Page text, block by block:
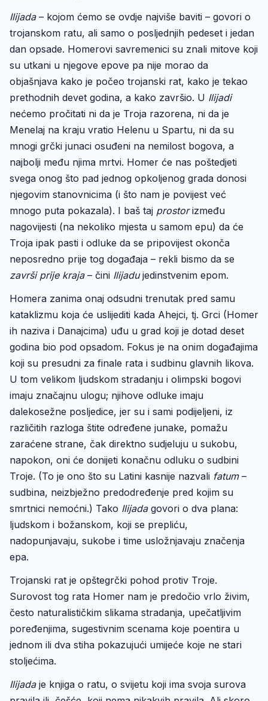
Ilijada– kojom ćemo se ovdje najviše baviti – govori o
trojanskom ratu, ali samo o posljednjih pedeset i jedan
dan opsade. Homerovi savremenici su znali mitove koji
su utkani u njegove epove pa nije morao da
objašnjava kako je počeo trojanski rat, kako je tekao
prethodnih devet godina, a kako završio. U Ilijadi
nećemo pročitati ni da je Troja razorena, ni da je
Menelaj na kraju vratio Helenu u Spartu, ni da su
mnogi grčki junaci osuđeni na nemilost bogova, a
najbolji među njima mrtvi. Homer će nas poštedjeti
svega onog što pad jednog opkoljenog grada donosi
njegovim stanovnicima (i što nam je povijest već
mnogo puta pokazala). I baš taj prostorizmeđu
nagovijesti (na nekoliko mjesta u samom epu) da će
Troja ipak pasti i odluke da se pripovijest okonča
neposredno prije tog događaja – rekli bismo da se
završi prije kraja– čini Ilijadujedinstvenim epom.
Homera zanima onaj odsudni trenutak pred samu
kataklizmu koja će uslijediti kada Ahejci, tj. Grci (Homer
ih naziva i Danajcima) uđu u grad koji je dotad deset
godina bio pod opsadom. Fokus je na onim događajima
koji su presudni za finale rata i sudbinu glavnih likova.
U tom velikom ljudskom stradanju i olimpski bogovi
imaju značajnu ulogu; njihove odluke imaju
dalekosežne posljedice, jer su i sami podijeljeni, iz
različitih razloga štite određene junake, pomažu
zaraćene strane, čak direktno sudjeluju u sukobu,
napokon, oni će donijeti konačnu odluku o sudbini
Troje. (To je ono što su Latini kasnije nazvali fatum–
sudbina, neizbježno predodređenje pred kojim su
smrtnici nemoćni.) Tako Ilijadagovori o dva plana:
ljudskom i božanskom, koji se prepliću,
nadopunjavaju, sukobe i time usložnjavaju značenja
epa.
Trojanski rat je opštegrčki pohod protiv Troje.
Surovost tog rata Homer nam je predočio vrlo živim,
često naturalističkim slikama stradanja, upečatljivim
poređenjima, sugestivnim scenama koje poentira u
jednom ili dva stiha pokazujući umijeće koje ne stari
stoljećima.
Ilijadaje knjiga o ratu, o svijetu koji ima svoja surova